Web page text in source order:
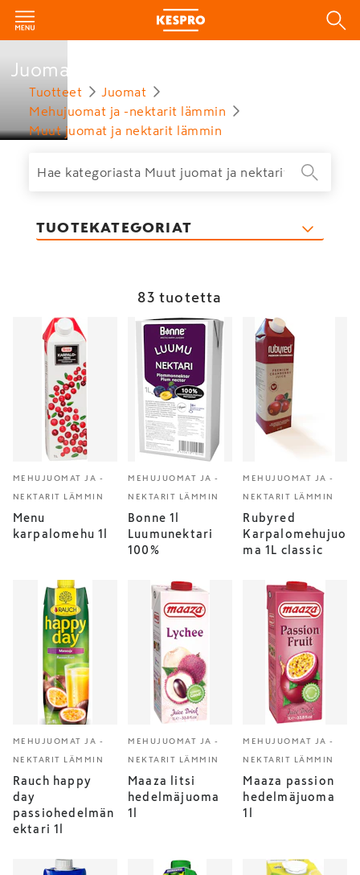
Juomat
Tuotteet
Juomat
Mehujuomat ja -nektarit lämmin
Muut juomat ja nektarit lämmin
TUOTEKATEGORIAT
83 tuotetta
MEHUJUOMAT JA -
NEKTARIT LÄMMIN
Menu
karpalomehu 1l
MEHUJUOMAT JA -
NEKTARIT LÄMMIN
Bonne 1l
Luumunektari
100%
MEHUJUOMAT JA -
NEKTARIT LÄMMIN
Rubyred
Karpalomehujuo
ma 1L classic
MEHUJUOMAT JA -
NEKTARIT LÄMMIN
Rauch happy
day
passiohedelmän
ektari 1l
MEHUJUOMAT JA -
NEKTARIT LÄMMIN
Maaza litsi
hedelmäjuoma
1l
MEHUJUOMAT JA -
NEKTARIT LÄMMIN
Maaza passion
hedelmäjuoma
1l